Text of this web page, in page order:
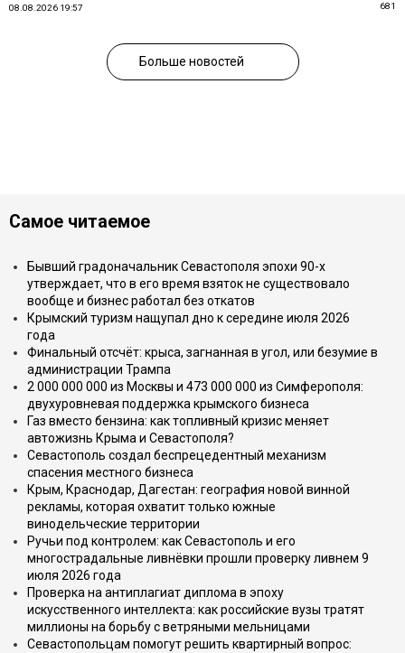
08.08.2026 19:57 681
Больше новостей
Самое читаемое
Бывший градоначальник Севастополя эпохи 90-х
утверждает, что в его время взяток не существовало
вообще и бизнес работал без откатов
Крымский туризм нащупал дно к середине июля 2026
года
Финальный отсчёт: крыса, загнанная в угол, или безумие в
администрации Трампа
2 000 000 000 из Москвы и 473 000 000 из Симферополя:
двухуровневая поддержка крымского бизнеса
Газ вместо бензина: как топливный кризис меняет
автожизнь Крыма и Севастополя?
Севастополь создал беспрецедентный механизм
спасения местного бизнеса
Крым, Краснодар, Дагестан: география новой винной
рекламы, которая охватит только южные
винодельческие территории
Ручьи под контролем: как Севастополь и его
многострадальные ливнёвки прошли проверку ливнем 9
июля 2026 года
Проверка на антиплагиат диплома в эпоху
искусственного интеллекта: как российские вузы тратят
миллионы на борьбу с ветряными мельницами
Севастопольцам помогут решить квартирный вопрос: